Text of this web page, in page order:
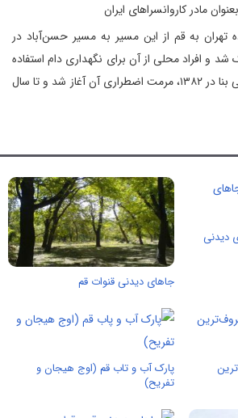
تهران به قم از این مسیر به مسیر حسن‌آباد در
شد و افراد محلی از آن برای نگهداری دام استفاده
می‌کردند. پس از ثبت ملی بنا در ۱۳۸۲، مرمت اضطراری آن آغاز شد و تا سال
دیدنی
جاهای دیدنی قنوات قم
پارک آب و تاب قم (اوج هیجان و
تفریح)